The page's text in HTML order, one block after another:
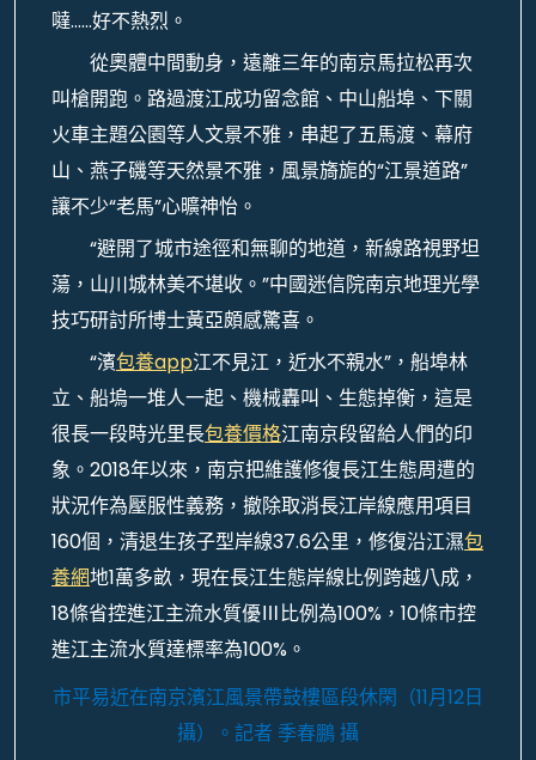
噠……好不熱烈。
從奧體中間動身，遠離三年的南京馬拉松再次
叫槍開跑。路過渡江成功留念館、中山船埠、下關
火車主題公園等人文景不雅，串起了五馬渡、幕府
山、燕子磯等天然景不雅，風景旖旎的“江景道路”
讓不少“老馬”心曠神怡。
“避開了城市途徑和無聊的地道，新線路視野坦
蕩，山川城林美不堪收。”中國迷信院南京地理光學
技巧研討所博士黃亞頗感驚喜。
“濱包養app江不見江，近水不親水”，船埠林
立、船塢一堆人一起、機械轟叫、生態掉衡，這是
很長一段時光里長包養價格江南京段留給人們的印
象。2018年以來，南京把維護修復長江生態周遭的
狀況作為壓服性義務，撤除取消長江岸線應用項目
160個，清退生孩子型岸線37.6公里，修復沿江濕包
養網地1萬多畝，現在長江生態岸線比例跨越八成，
18條省控進江主流水質優Ⅲ比例為100%，10條市控
進江主流水質達標率為100%。
市平易近在南京濱江風景帶鼓樓區段休閑（11月12日
攝）。 記者 季春鵬 攝